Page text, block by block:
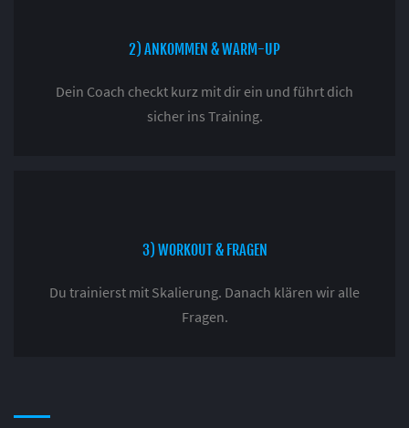
2) ANKOMMEN & WARM-UP
Dein Coach checkt kurz mit dir ein und führt dich
sicher ins Training.
3) WORKOUT & FRAGEN
Du trainierst mit Skalierung. Danach klären wir alle
Fragen.